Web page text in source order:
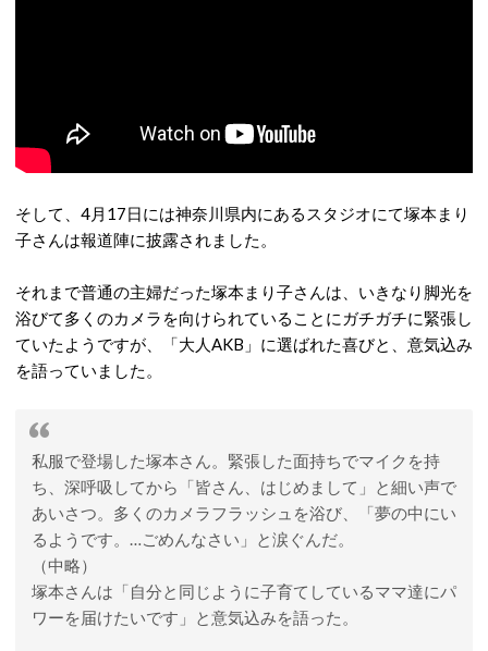
そして、4月17日には神奈川県内にあるスタジオにて塚本まり
子さんは報道陣に披露されました。
それまで普通の主婦だった塚本まり子さんは、いきなり脚光を
浴びて多くのカメラを向けられていることにガチガチに緊張し
ていたようですが、「大人AKB」に選ばれた喜びと、意気込み
を語っていました。
私服で登場した塚本さん。緊張した面持ちでマイクを持
ち、深呼吸してから「皆さん、はじめまして」と細い声で
あいさつ。多くのカメラフラッシュを浴び、「夢の中にい
るようです。…ごめんなさい」と涙ぐんだ。
（中略）
塚本さんは「自分と同じように子育てしているママ達にパ
ワーを届けたいです」と意気込みを語った。